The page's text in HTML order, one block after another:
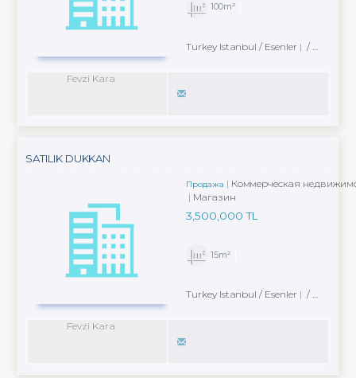
100m²
Turkey Istanbul / Esenler / Fevzi Çakmak Mah.
Fevzi Kara
SATILIK DUKKAN
Продажа
Коммерческая
Магазин
3,500,000 TL
15m²
Turkey Istanbul / Esenler / Fevzi Çakmak Mah.
Fevzi Kara